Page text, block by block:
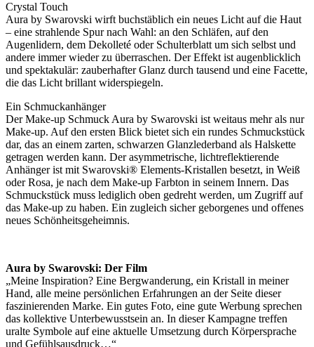
Crystal Touch
Aura by Swarovski wirft buchstäblich ein neues Licht auf die Haut
– eine strahlende Spur nach Wahl: an den Schläfen, auf den
Augenlidern, dem Dekolleté oder Schulterblatt um sich selbst und
andere immer wieder zu überraschen. Der Effekt ist augenblicklich
und spektakulär: zauberhafter Glanz durch tausend und eine Facette,
die das Licht brillant widerspiegeln.
Ein Schmuckanhänger
Der Make-up Schmuck Aura by Swarovski ist weitaus mehr als nur
Make-up. Auf den ersten Blick bietet sich ein rundes Schmuckstück
dar, das an einem zarten, schwarzen Glanzlederband als Halskette
getragen werden kann. Der asymmetrische, lichtreflektierende
Anhänger ist mit Swarovski® Elements-Kristallen besetzt, in Weiß
oder Rosa, je nach dem Make-up Farbton in seinem Innern. Das
Schmuckstück muss lediglich oben gedreht werden, um Zugriff auf
das Make-up zu haben. Ein zugleich sicher geborgenes und offenes
neues Schönheitsgeheimnis.
Aura by Swarovski: Der Film
„Meine Inspiration? Eine Bergwanderung, ein Kristall in meiner
Hand, alle meine persönlichen Erfahrungen an der Seite dieser
faszinierenden Marke. Ein gutes Foto, eine gute Werbung sprechen
das kollektive Unterbewusstsein an. In dieser Kampagne treffen
uralte Symbole auf eine aktuelle Umsetzung durch Körpersprache
und Gefühlsausdruck…“